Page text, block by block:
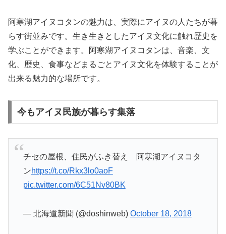
阿寒湖アイヌコタンの魅力は、実際にアイヌの人たちが暮
らす街並みです。生き生きとしたアイヌ文化に触れ歴史を
学ぶことができます。阿寒湖アイヌコタンは、音楽、文
化、歴史、食事などまるごとアイヌ文化を体験することが
出来る魅力的な場所です。
今もアイヌ民族が暮らす集落
チセの屋根、住民がふき替え 阿寒湖アイヌコタ
ンhttps://t.co/Rkx3lo0aoF
pic.twitter.com/6C51Nv80BK
— 北海道新聞 (@doshinweb) October 18, 2018